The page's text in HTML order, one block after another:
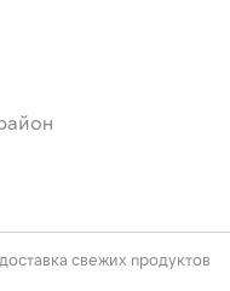
свежих продуктов